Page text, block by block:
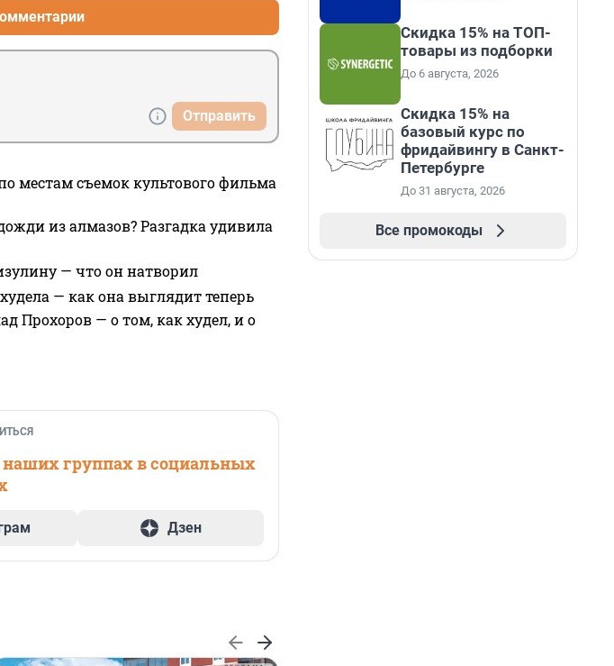
Отправить
местам съемок культового фильма
из алмазов? Разгадка удивила
— что он натворил
— как она выглядит теперь
Прохоров — о том, как худел, и о
группах в социальных
Дзен
Скидка 15% на ТОП-
товары из подборки
До 6 августа, 2026
Скидка 15% на
базовый курс по
фридайвингу в Санкт-
Петербурге
До 31 августа, 2026
Все промокоды